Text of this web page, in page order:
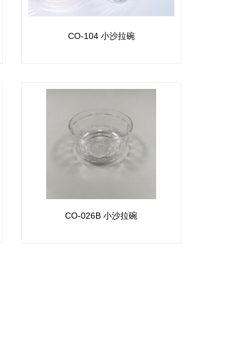
CO-104 小沙拉碗
CO-026B 小沙拉碗